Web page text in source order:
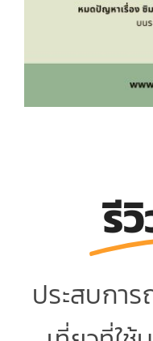
รี
ประสบกา